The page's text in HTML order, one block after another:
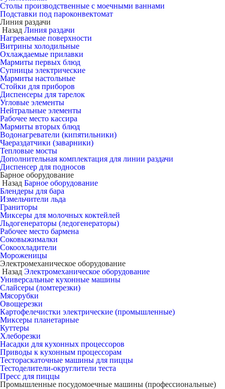
Столы производственные с моечными ваннами
Подставки под пароконвектомат
Линия раздачи
Назад Линия раздачи
Нагреваемые поверхности
Витрины холодильные
Охлаждаемые прилавки
Мармиты первых блюд
Супницы электрические
Мармиты настольные
Стойки для приборов
Диспенсеры для тарелок
Угловые элементы
Нейтральные элементы
Рабочее место кассира
Мармиты вторых блюд
Водонагреватели (кипятильники)
Чаераздатчики (заварники)
Тепловые мосты
Дополнительная комплектация для линии раздачи
Диспенсер для подносов
Барное оборудование
Назад Барное оборудование
Блендеры для бара
Измельчители льда
Граниторы
Миксеры для молочных коктейлей
Льдогенераторы (ледогенераторы)
Рабочее место бармена
Соковыжималки
Сокоохладители
Мороженицы
Электромеханическое оборудование
Назад Электромеханическое оборудование
Универсальные кухонные машины
Слайсеры (ломтерезки)
Мясорубки
Овощерезки
Картофелечистки электрические (промышленные)
Миксеры планетарные
Куттеры
Хлеборезки
Насадки для кухонных процессоров
Приводы к кухонным процессорам
Тестораскаточные машины для пиццы
Тестоделители-округлители теста
Пресс для пиццы
Промышленные посудомоечные машины (профессиональные)